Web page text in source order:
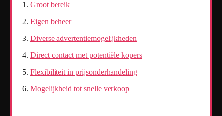
Groot bereik
Eigen beheer
Diverse advertentiemogelijkheden
Direct contact met potentiële kopers
Flexibiliteit in prijsonderhandeling
Mogelijkheid tot snelle verkoop